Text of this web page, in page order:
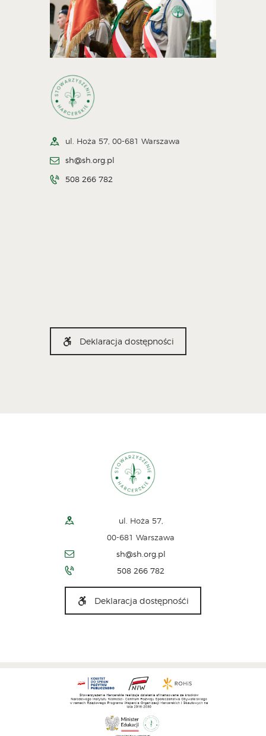
ul. Hoża 57, 00-681 Warszawa
sh@sh.org.pl
508 266 782
Deklaracja dostępności
ul. Hoża 57,
00-681 Warszawa
sh@sh.org.pl
508 266 782
Deklaracja dostępnośći